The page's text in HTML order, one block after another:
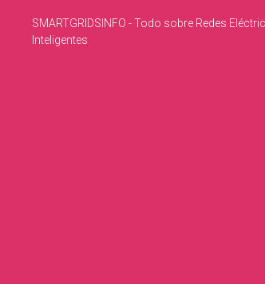
SMARTGRIDSINFO - Todo sobre Redes
Inteligentes